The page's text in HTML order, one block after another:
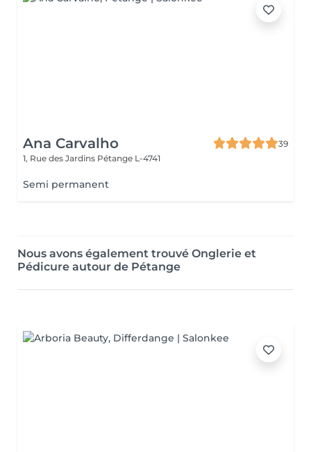
Ana Carvalho
39
1, Rue des Jardins Pétange L-4741
Semi permanent
Nous avons également trouvé Onglerie et
Pédicure autour de Pétange